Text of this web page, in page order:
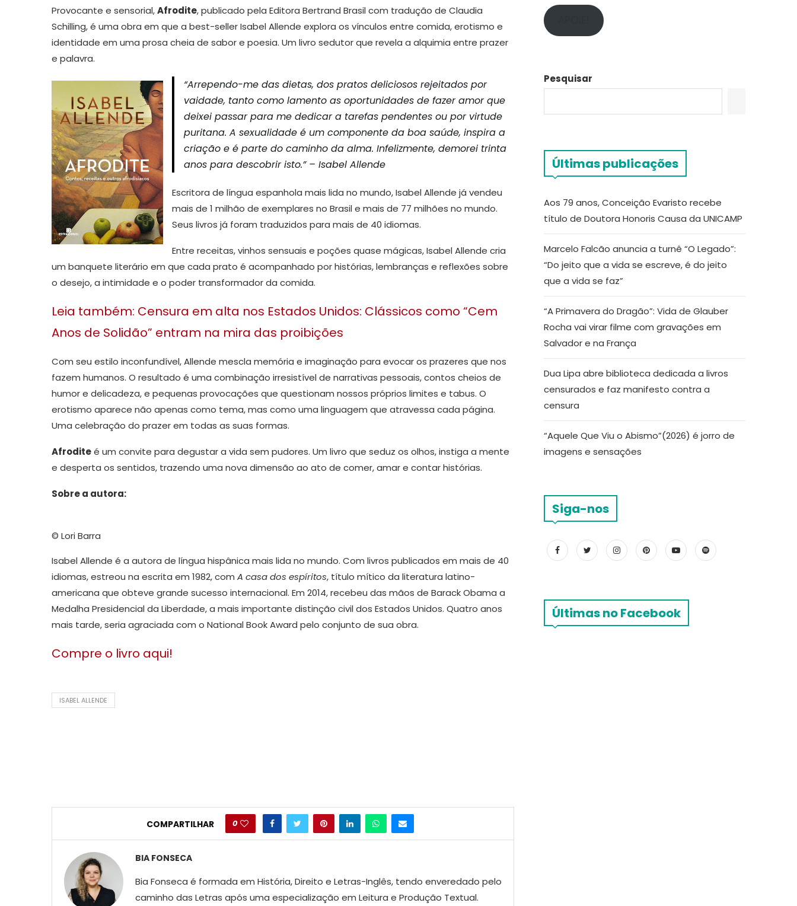
Provocante e sensorial,Afrodite, publicado pela Editora Bertrand Brasil com tradução de Claudia
Schilling, é uma obra em que a best-seller Isabel Allende explora os vínculos entre comida, erotismo e
identidade em uma prosa cheia de sabor e poesia. Um livro sedutor que revela a alquimia entre prazer
e palavra.
“Arrependo-me das dietas, dos pratos deliciosos re­jeitados por
vaidade, tanto como lamen­to as oportunidades de fazer amor que
deixei passar para me dedicar a tarefas pendentes ou por virtude
puritana. A sexualidade é um componente da boa saúde, inspira a
criação e é parte do caminho da alma. Infelizmente, demorei trinta
anos para descobrir isto.” – Isabel Allende
Escritora de língua espanhola mais lida no mundo, Isabel Allende já vendeu
mais de 1 milhão de exemplares no Brasil e mais de 77 milhões no mundo.
Seus livros já foram traduzidos para mais de 40 idiomas.
Entre receitas, vinhos sensuais e poções quase mágicas, Isabel Allende cria
um banquete literário em que cada prato é acompanhado por histórias, lembranças e reflexões sobre
o desejo, a intimidade e o poder transformador da comida.
Leia também: Censura em alta nos Estados Unidos: Clássicos como “Cem
Anos de Solidão” entram na mira das proibições
Com seu estilo inconfundível, Allende mescla memória e imaginação para evocar os prazeres que nos
fazem humanos. O resultado é uma combinação irresistível de narrativas pessoais, contos cheios de
humor e delicadeza, e pequenas provocações que questionam nossos próprios limites e tabus. O
erotismo aparece não apenas como tema, mas como uma linguagem que atravessa cada página.
Uma celebração do prazer em todas as suas formas.
Afroditeé um convite para degustar a vida sem pudores. Um livro que seduz os olhos, instiga a mente
e desperta os sentidos, trazendo uma nova dimensão ao ato de comer, amar e contar histórias.
Sobre a autora:
© Lori Barra
Isabel Allende é a autora de língua hispânica mais lida no mundo. Com livros publicados em mais de 40
idiomas, estreou na escrita em 1982, com A casa dos espíritos, título mítico da literatura latino-
americana que obteve grande sucesso internacional. Em 2014, recebeu das mãos de Barack Obama a
Medalha Presidencial da Liberdade, a mais importante distinção civil dos Estados Unidos. Quatro anos
mais tarde, seria agraciada com o National Book Award pelo conjunto de sua obra.
Compre o livro aqui!
ISABEL ALLENDE
COMPARTILHAR 0
BIA FONSECA
Bia Fonseca é formada em História, Direito e Letras-Inglês, tendo enveredado pelo
caminho das Letras após uma especialização em Leitura e Produção Textual.
Pesquisar
Últimas publicações
Aos 79 anos, Conceição Evaristo recebe
título de Doutora Honoris Causa da UNICAMP
Marcelo Falcão anuncia a turnê “O Legado”:
“Do jeito que a vida se escreve, é do jeito
que a vida se faz”
“A Primavera do Dragão”: Vida de Glauber
Rocha vai virar filme com gravações em
Salvador e na França
Dua Lipa abre biblioteca dedicada a livros
censurados e faz manifesto contra a
censura
“Aquele Que Viu o Abismo”(2026) é jorro de
imagens e sensações
Siga-nos
Últimas no Facebook